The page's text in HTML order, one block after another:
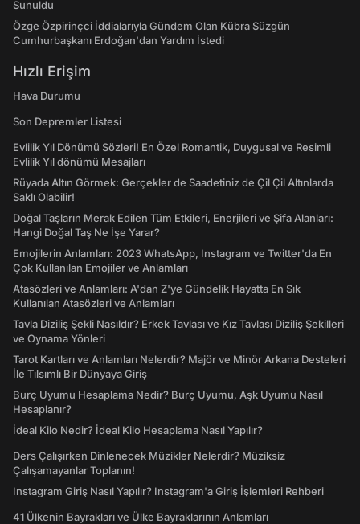
Sunuldu
Özge Özpirinçci İddialarıyla Gündem Olan Kübra Süzgün
Cumhurbaşkanı Erdoğan'dan Yardım İstedi
Hızlı Erişim
Hava Durumu
Son Depremler Listesi
Evlilik Yıl Dönümü Sözleri! En Özel Romantik, Duygusal ve Resimli
Evlilik Yıl dönümü Mesajları
Rüyada Altın Görmek: Gerçekler de Saadetiniz de Çil Çil Altınlarda
Saklı Olabilir!
Doğal Taşların Merak Edilen Tüm Etkileri, Enerjileri ve Şifa Alanları:
Hangi Doğal Taş Ne İşe Yarar?
Emojilerin Anlamları: 2023 WhatsApp, Instagram ve Twitter'da En
Çok Kullanılan Emojiler ve Anlamları
Atasözleri ve Anlamları: A'dan Z'ye Gündelik Hayatta En Sık
Kullanılan Atasözleri ve Anlamları
Tavla Diziliş Şekli Nasıldır? Erkek Tavlası ve Kız Tavlası Diziliş Şekilleri
ve Oynama Yönleri
Tarot Kartları ve Anlamları Nelerdir? Majör ve Minör Arkana Desteleri
İle Tılsımlı Bir Dünyaya Giriş
Burç Uyumu Hesaplama Nedir? Burç Uyumu, Aşk Uyumu Nasıl
Hesaplanır?
İdeal Kilo Nedir? İdeal Kilo Hesaplama Nasıl Yapılır?
Ders Çalışırken Dinlenecek Müzikler Nelerdir? Müziksiz
Çalışamayanlar Toplanın!
Instagram Giriş Nasıl Yapılır? Instagram'a Giriş İşlemleri Rehberi
41 Ülkenin Bayrakları ve Ülke Bayraklarının Anlamları